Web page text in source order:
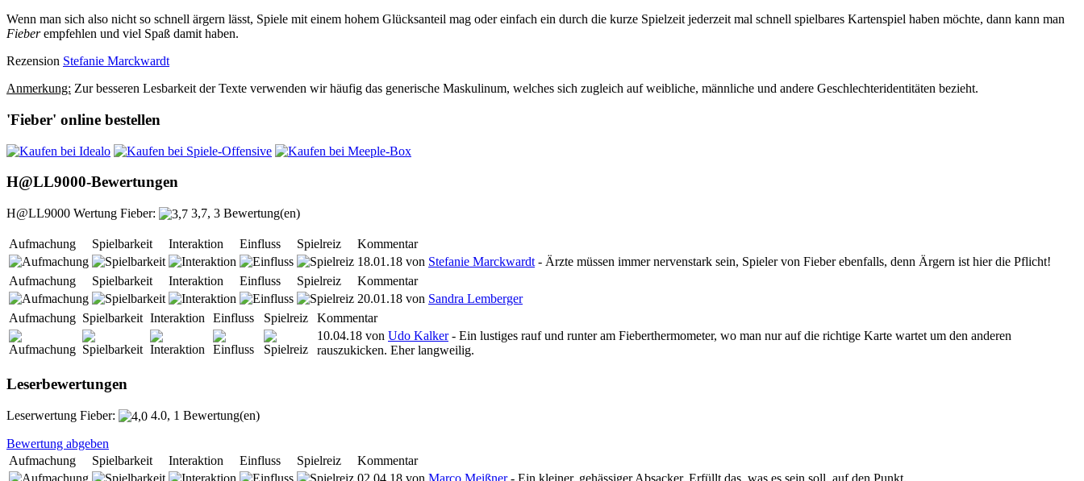
Wenn man sich also nicht so schnell ärgern lässt, Spiele mit einem hohem Glücksanteil mag oder einfach ein durch die kurze Spielzeit jederzeit mal schnell spielbares Kartenspiel haben möchte, dann kann man
Fieberempfehlen und viel Spaß damit haben.
Rezension Stefanie Marckwardt
Anmerkung: Zur besseren Lesbarkeit der Texte verwenden wir häufig das generische Maskulinum, welches sich zugleich auf weibliche, männliche und andere Geschlechteridentitäten bezieht.
'Fieber' online bestellen
H@LL9000-Bewertungen
H@LL9000 Wertung Fieber: 3,7, 3 Bewertung(en)
Aufmachung Spielbarkeit Interaktion Einfluss Spielreiz
Kommentar
18.01.18 von Stefanie Marckwardt - Ärzte müssen immer nervenstark sein, Spieler von Fieber ebenfalls, denn Ärgern ist hier die Pflicht!
Aufmachung
Spielbarkeit Interaktion Einfluss Spielreiz
Kommentar
20.01.18 von Sandra Lemberger
Aufmachung Spielbarkeit Interaktion Einfluss Spielreiz
Kommentar
10.04.18 von Udo Kalker- Ein lustiges rauf und runter am Fieberthermometer, wo man nur auf die richtige Karte wartet um den anderen
rauszukicken. Eher langweilig.
Leserbewertungen
Leserwertung Fieber: 4.0, 1 Bewertung(en)
Bewertung abgeben
Aufmachung
Spielbarkeit Interaktion Einfluss Spielreiz
Kommentar
02.04.18 von Marco Meißner- Ein kleiner, gehässiger Absacker. Erfüllt das, was es sein soll, auf den Punkt.